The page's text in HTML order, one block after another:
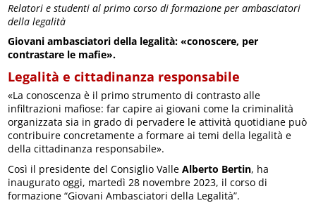
Relatori e studenti al primo corso di formazione per ambasciatori
della legalità
Giovani ambasciatori della legalità: «conoscere, per
contrastare le mafie».
Legalità e cittadinanza responsabile
«La conoscenza è il primo strumento di contrasto alle
infiltrazioni mafiose: far capire ai giovani come la criminalità
organizzata sia in grado di pervadere le attività quotidiane può
contribuire concretamente a formare ai temi della legalità e
della cittadinanza responsabile».
Così il presidente del Consiglio ValleAlberto Bertin, ha
inaugurato oggi, martedì 28 novembre 2023, il corso di
formazione “Giovani Ambasciatori della Legalità”.